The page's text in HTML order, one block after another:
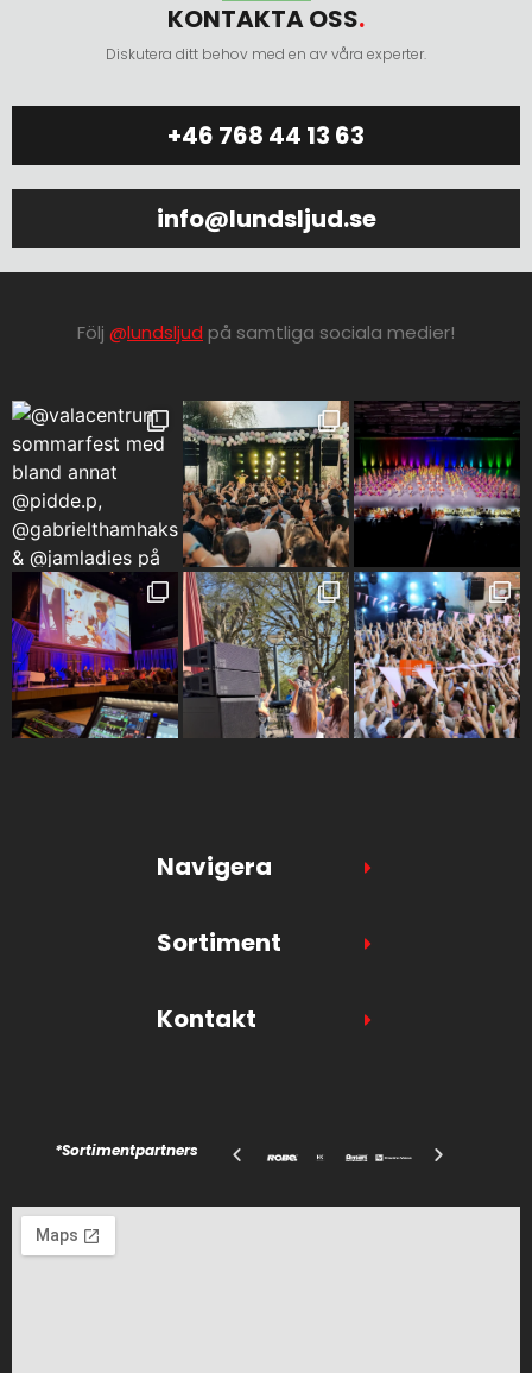
LED-skärm
KONTAKTA OSS.
Diskutera ditt behov med en av våra experter.
+46 768 44 13 63
info@lundsljud.se
Följ @lundsljud på samtliga sociala medier!
Navigera
Sortiment
Kontakt
*Sortimentpartners